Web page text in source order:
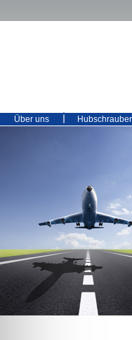
Über uns